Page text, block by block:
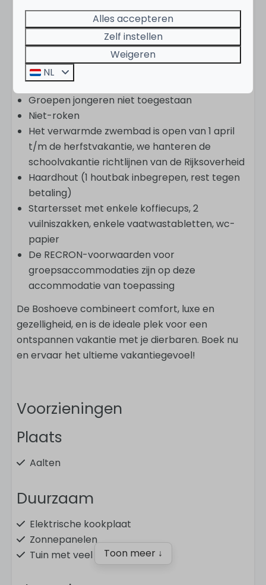
Duitsland, bekend om de Vrede van Münster en
de historische binnenstad, of het middeleeuwse
Schloss Anholt met haar kasteelmuseum en
Goed om te weten
Groepen jongeren niet toegestaan
Niet-roken
Het verwarmde zwembad is open van 1 april
t/m de herfstvakantie, we hanteren de
schoolvakantie richtlijnen van de Rijksoverheid
Haardhout (1 houtbak inbegrepen, rest tegen
betaling)
Startersset met enkele koffiecups, 2
vuilniszakken, enkele vaatwastabletten, wc-
papier
De RECRON-voorwaarden voor
groepsaccommodaties zijn op deze
accommodatie van toepassing
De Boshoeve combineert comfort, luxe en
gezelligheid, en is de ideale plek voor een
ontspannen vakantie met je dierbaren. Boek nu
en ervaar het ultieme vakantiegevoel!
Voorzieningen
Plaats
Aalten
Duurzaam
Elektrische kookplaat
Zonnepanelen
Tuin met veel groenToon meer ↓
Alles accepteren
Zelf instellen
Weigeren
NL